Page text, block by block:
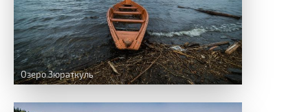
Озеро Зюраткуль